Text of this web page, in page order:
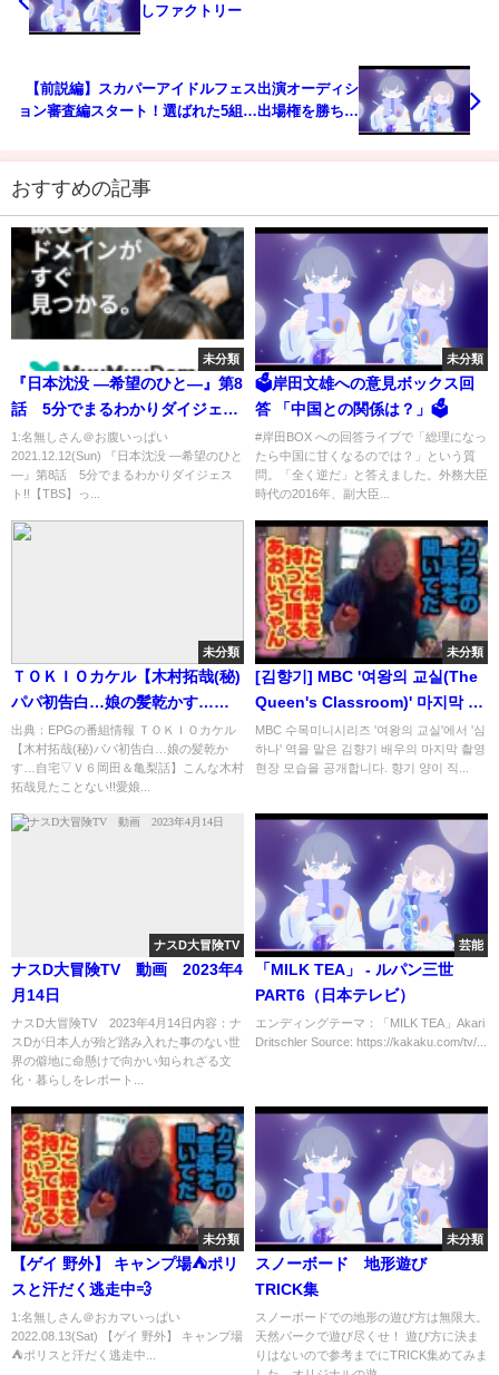
しファクトリー
【前説編】スカパーアイドルフェス出演オーディシ
ョン審査編スタート！選ばれた5組…出場権を勝ち取
おすすめの記事
未分類
『日本沈没 ―希望のひと―』第8
話 5分でまるわかりダイジェス
ト!!【TBS】
1:名無しさん＠お腹いっぱい
2021.12.12(Sun) 『日本沈没 ―希望のひと
―』第8話 5分でまるわかりダイジェス
ト!!【TBS】っ...
未分類
🗳️岸田文雄への意見ボックス回
答 「中国との関係は？」🗳️
#岸田BOX への回答ライブで「総理になっ
たら中国に甘くなるのでは？」という質
問。「全く逆だ」と答えました。外務大臣
時代の2016年、副大臣...
未分類
ＴＯＫＩＯカケル【木村拓哉(秘)
パパ初告白…娘の髪乾かす…自
宅▽Ｖ６岡田＆亀梨話】[字]…の
番組内容解析まとめ
出典：EPGの番組情報 ＴＯＫＩＯカケル
【木村拓哉(秘)パパ初告白…娘の髪乾か
す…自宅▽Ｖ６岡田＆亀梨話】こんな木村
拓哉見たことない!!愛娘...
未分類
[김향기] MBC '여왕의 교실(The
Queen's Classroom)' 마지막 촬
영현장! (6-3반 친구들과 함께)
MBC 수목미니시리즈 '여왕의 교실'에서 '심
하나' 역을 맡은 김향기 배우의 마지막 촬영
현장 모습을 공개합니다. 향기 양이 직...
ナスD大冒険TV
ナスD大冒険TV 動画 2023年4
月14日
ナスD大冒険TV 2023年4月14日内容：ナ
スDが日本人が殆ど踏み入れた事のない世
界の僻地に命懸けで向かい知られざる文
化・暮らしをレポート...
芸能
「MILK TEA」 - ルパン三世
PART6（日本テレビ）
エンディングテーマ：「MILK TEA」Akari
Dritschler Source: https://kakaku.com/tv/...
未分類
【ゲイ 野外】 キャンプ場⛺️ポリ
スと汗だく逃走中💨
1:名無しさん＠おカマいっぱい
2022.08.13(Sat) 【ゲイ 野外】 キャンプ場
⛺️ポリスと汗だく逃走中...
未分類
スノーボード 地形遊び
TRICK集
スノーボードでの地形の遊び方は無限大。
天然パークで遊び尽くせ！ 遊び方に決ま
りはないので参考までにTRICK集めてみま